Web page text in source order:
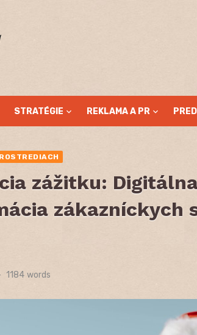
STRATÉGIE REKLAMA A PR
zážitku:
zákazníckych
1184 words